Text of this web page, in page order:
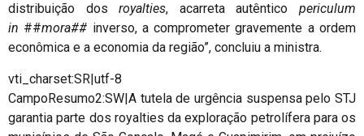
distribuição dosroyalties, acarreta autênticopericulum
in ##mora## inverso, a comprometer gravemente a ordem
econômica e a economia da região”, concluiu a ministra.
vti_charset:SR|utf-8
CampoResumo2:SW|A tutela de urgência suspensa pelo STJ
garantia parte dos royalties da exploração petrolífera para os